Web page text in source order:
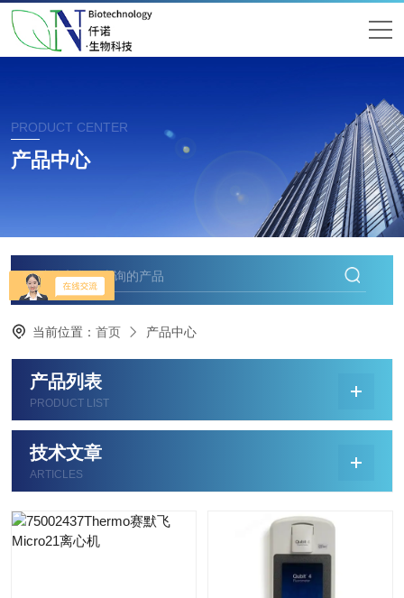
PRODUCT CENTER
产品中心
当前位置： 首页 产品中心
产品列表
PRODUCT LIST
技术文章
ARTICLES